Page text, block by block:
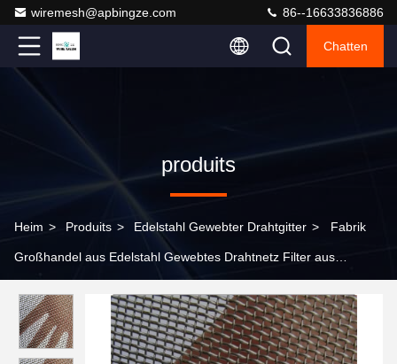
wiremesh@apbingze.com 86--16633836886
Chatten
produits
Heim > Produits > Edelstahl Gewebter Drahtgitter > Fabrik
Großhandel aus Edelstahl Gewebtes Drahtnetz Filter aus